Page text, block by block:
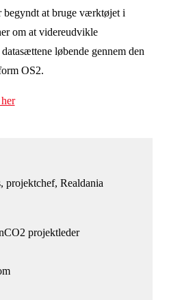
begyndt at bruge værktøjet i
om at videreudvikle
løbende gennem den
OS2.
projektchef, Realdania
projektleder